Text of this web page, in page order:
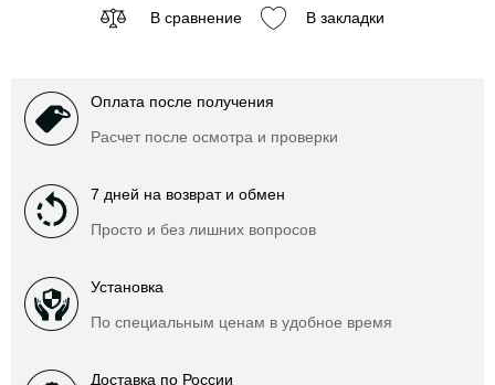
В сравнение В закладки
Оплата после получения
Расчет после осмотра и проверки
7 дней на возврат и обмен
Просто и без лишних вопросов
Установка
По специальным ценам в удобное время
Доставка по России